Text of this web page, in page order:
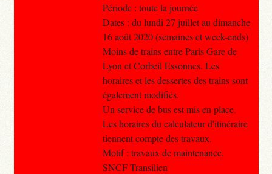
Période : toute la journée
Dates : du lundi 27 juillet au dimanche
16 août 2020 (semaines et week-ends)
Moins de trains entre Paris Gare de
Lyon et Corbeil Essonnes. Les
horaires et les dessertes des trains sont
également modifiés.
Un service de bus est mis en place.
Les horaires du calculateur d'itinéraire
tiennent compte des travaux.
Motif : travaux de maintenance.
SNCF Transilien